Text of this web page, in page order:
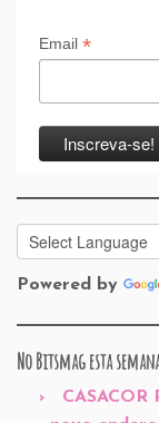
Email *
Powered by
No Bitsmag esta